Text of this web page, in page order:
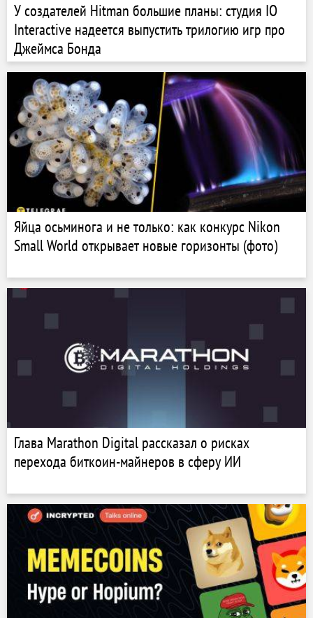
У создателей Hitman большие планы: студия IO
Interactive надеется выпустить трилогию игр про
Джеймса Бонда
Яйца осьминога и не только: как конкурс Nikon
Small World открывает новые горизонты (фото)
Глава Marathon Digital рассказал о рисках
перехода биткоин-майнеров в сферу ИИ